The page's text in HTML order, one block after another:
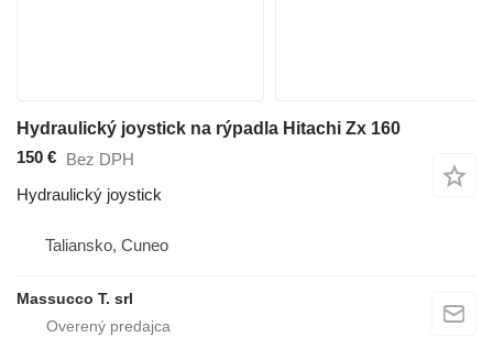
Hydraulický joystick na rýpadla Hitachi Zx 160
150 € Bez DPH
Hydraulický joystick
Taliansko, Cuneo
Massucco T. srl